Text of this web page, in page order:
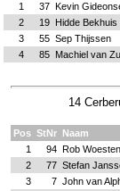
1
37 Kevin
2
19
Hidde Bekhuis
3
55 Sep Thijssen
4
85 Machiel van
14
Pos StNr Naam
1
94 Rob
2
77 Stefan
3
7 John van